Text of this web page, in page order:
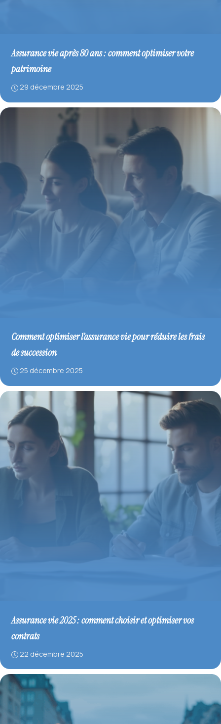
Assurance vie après 80 ans : comment optimiser votre
patrimoine
29 décembre 2025
Comment optimiser l’assurance vie pour réduire les frais
de succession
25 décembre 2025
Assurance vie 2025 : comment choisir et optimiser vos
contrats
22 décembre 2025